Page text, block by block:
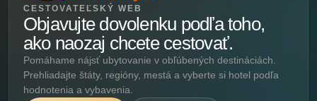
CESTOVATEĽSKÝ WEB
Objavujte dovolenku podľa toho,
ako naozaj chcete cestovať.
Pomáhame nájsť ubytovanie v obľúbených destináciách.
Prehliadajte štáty, regióny, mestá a vyberte si hotel podľa
hodnotenia a vybavenia.